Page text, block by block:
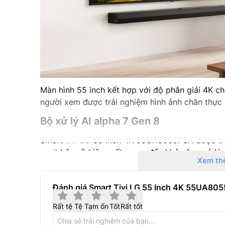
Màn hình 55 inch kết hợp với độ phân giải 4K
người xem được trải nghiệm hình ảnh chân thực
Bộ xử lý AI alpha 7 Gen 8
55 Inch 4K 55UA8055PSA được
vượt bậc về hiệu suất mang đến khả năng xử
4K với độ sắc nét và chiều sâu vượt trội hơn bao
Xem
Đánh giá Smart Tivi LG 55 Inch 4K
Rất tệ Tệ Tạm ổnTốtRất tốt